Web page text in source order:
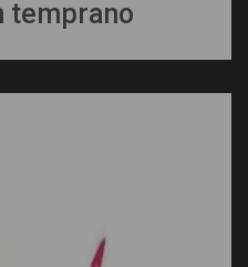
temprano